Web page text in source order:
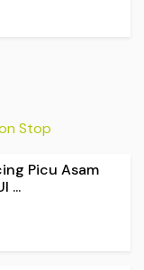
Stop
Picu Asam
...